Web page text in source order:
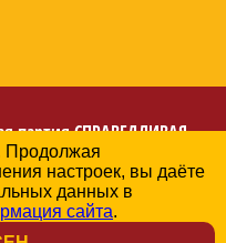
партияСПРАВЕДЛИВАЯ
в Иркутской области
персональных данных
Продолжая
настроек, вы даёте
данных в
сайта.